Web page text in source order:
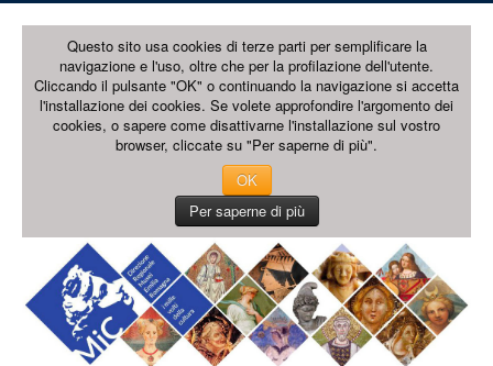
Questo sito usa cookies di terze parti per semplificare la
navigazione e l'uso, oltre che per la profilazione dell'utente.
Cliccando il pulsante "OK" o continuando la navigazione si accetta
l'installazione dei cookies. Se volete approfondire l'argomento dei
cookies, o sapere come disattivarne l'installazione sul vostro
browser, cliccate su "Per saperne di più".
OK
Per saperne di più